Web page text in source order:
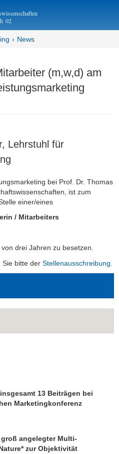
02
News
(m,w,d) am
Lehrstuhl für
bei Prof. Dr. Thomas
ist zum
einer/eines
/ Mitarbeiters
drei Jahren zu besetzen.
Sie bitte der Stellenausschreibung
13 Beiträgen bei
Marketingkonferenz
angelegter Multi-
zur Objektivität